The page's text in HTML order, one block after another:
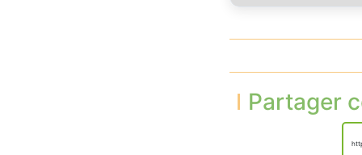
Partager